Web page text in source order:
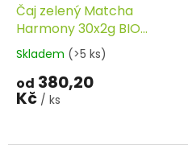
Čaj zelený Matcha
Harmony 30x2g BIO
MATCHA TEA
Skladem (>5 ks)
od 380,20
Kč / ks